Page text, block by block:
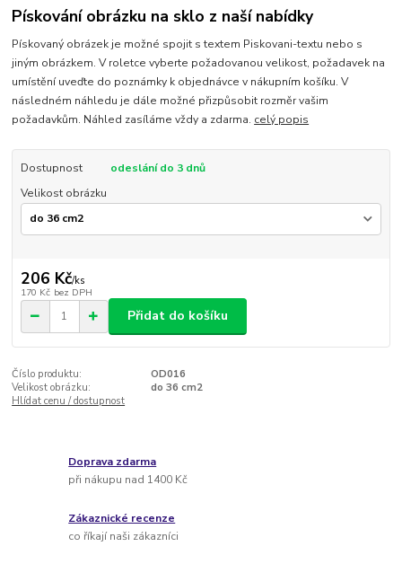
Pískování obrázku na sklo z naší nabídky
Pískovaný obrázek je možné spojit s textem Piskovani-textu nebo s
jiným obrázkem. V roletce vyberte požadovanou velikost, požadavek na
umístění uveďte do poznámky k objednávce v nákupním košíku. V
následném náhledu je dále možné přizpůsobit rozměr vašim
požadavkům. Náhled zasíláme vždy a zdarma. celý popis
Dostupnost
odeslání do 3 dnů
Velikost obrázku
206 Kč/ks
170 Kč bez DPH
Přidat do košíku
Číslo produktu:
OD016
Velikost obrázku:
do 36 cm2
Hlídat cenu / dostupnost
Doprava zdarma
při nákupu nad 1400 Kč
Zákaznické recenze
co říkají naši zákazníci